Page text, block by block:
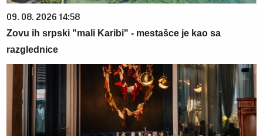
09. 08. 2026 14:58
Zovu ih srpski "mali Karibi" - mestašce je kao sa
razglednice